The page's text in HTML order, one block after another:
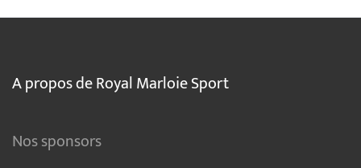
A propos de Royal Marloie Sport
Nos sponsors